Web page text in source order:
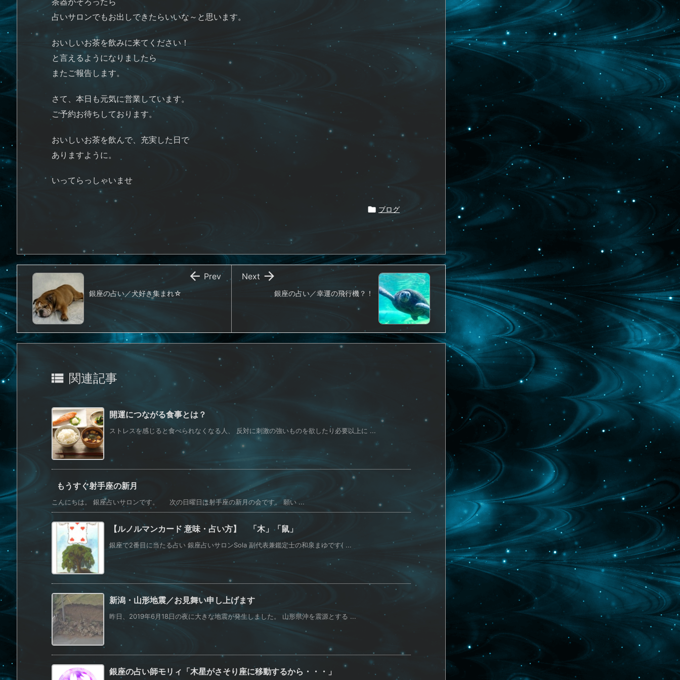
占いサロンでもお出しできたらいいな～と思います。
おいしいお茶を飲みに来てください！
と言えるようになりましたら
またご報告します。
さて、本日も元気に営業しています。
ご予約お待ちしております。
おいしいお茶を飲んで、充実した日で
ありますように。
いってらっしゃいませ
 ブログ
銀座の占い／幸運の飛行機？！

Next
銀座の占い／犬好き集まれ☆
 Prev
 関連記事
開運につながる食事とは？
ストレスを感じると食べられなくなる人、 反対に刺激の強いものを欲したり必要以上に ...
もうすぐ射手座の新月
こんにちは。 銀座占いサロンです。 次の日曜日は射手座の新月の会です。 願い ...
【ルノルマンカード 意味・占い方】 「木」「鼠」
銀座で2番目に当たる占い 銀座占いサロンSola 副代表兼鑑定士の和泉まゆです( ...
新潟・山形地震／お見舞い申し上げます
昨日、2019年6月18日の夜に大きな地震が発生しました。 山形県沖を震源とする ...
銀座の占い師モリィ「木星がさそり座に移動するから・・・」